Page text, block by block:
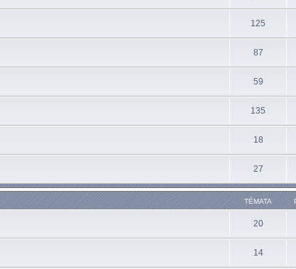
125
87
59
135
18
27
TÉMATA
20
14